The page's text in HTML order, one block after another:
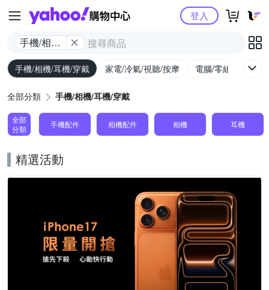
Yahoo購物中心
手機/相機/
耳機/穿戴
登入
手機/相機/耳機/穿戴 家電/冷氣/視聽/按摩 電腦/零組件/週邊/
全部分類 手機/相機/耳機/穿戴
全部
分類
手機配件 相機配件 相機 耳機
精選活動